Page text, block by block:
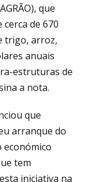
que
de 670
trigo, arroz,
anuais
estruturas de
a nota.
que
arranque do
económico
tem
iniciativa na